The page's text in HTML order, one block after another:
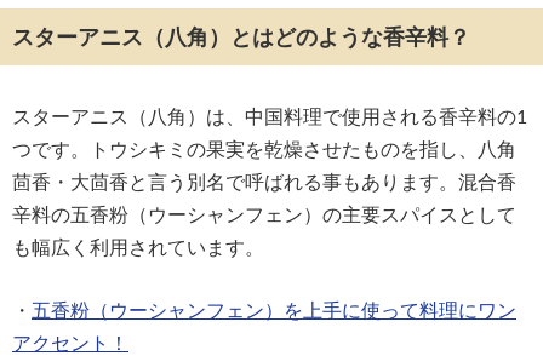
スターアニス（八角）とはどのような香辛料？
スターアニス（八角）は、中国料理で使用される香辛料の1
つです。トウシキミの果実を乾燥させたものを指し、八角
茴香・大茴香と言う別名で呼ばれる事もあります。混合香
辛料の五香粉（ウーシャンフェン）の主要スパイスとして
も幅広く利用されています。
・ 五香粉（ウーシャンフェン）を上手に使って料理にワン
アクセント！